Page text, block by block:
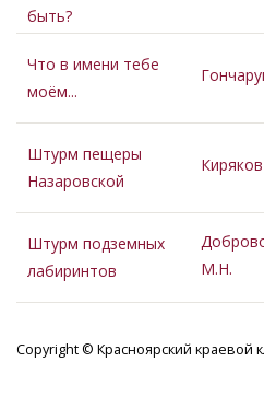
быть?
Что в имени тебе
моём...
Штурм пещеры
Назаровской
Штурм подземных
лабиринтов
М.Н.
Copyright © Красноярский краевой